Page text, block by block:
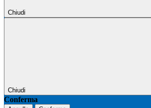
Chiudi
Chiudi
Conferma